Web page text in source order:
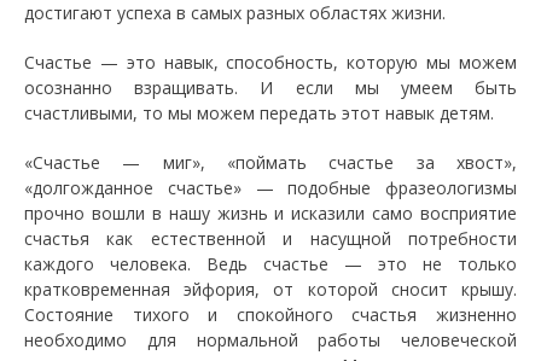
достигают успеха в самых разных областях жизни.
Счастье — это навык, способность, которую мы можем
осознанно взращивать. И если мы умеем быть
счастливыми, то мы можем передать этот навык детям.
«Счастье — миг», «поймать счастье за хвост»,
«долгожданное счастье» — подобные фразеологизмы
прочно вошли в нашу жизнь и исказили само восприятие
счастья как естественной и насущной потребности
каждого человека. Ведь счастье — это не только
кратковременная эйфория, от которой сносит крышу.
Состояние тихого и спокойного счастья жизненно
необходимо для нормальной работы человеческой